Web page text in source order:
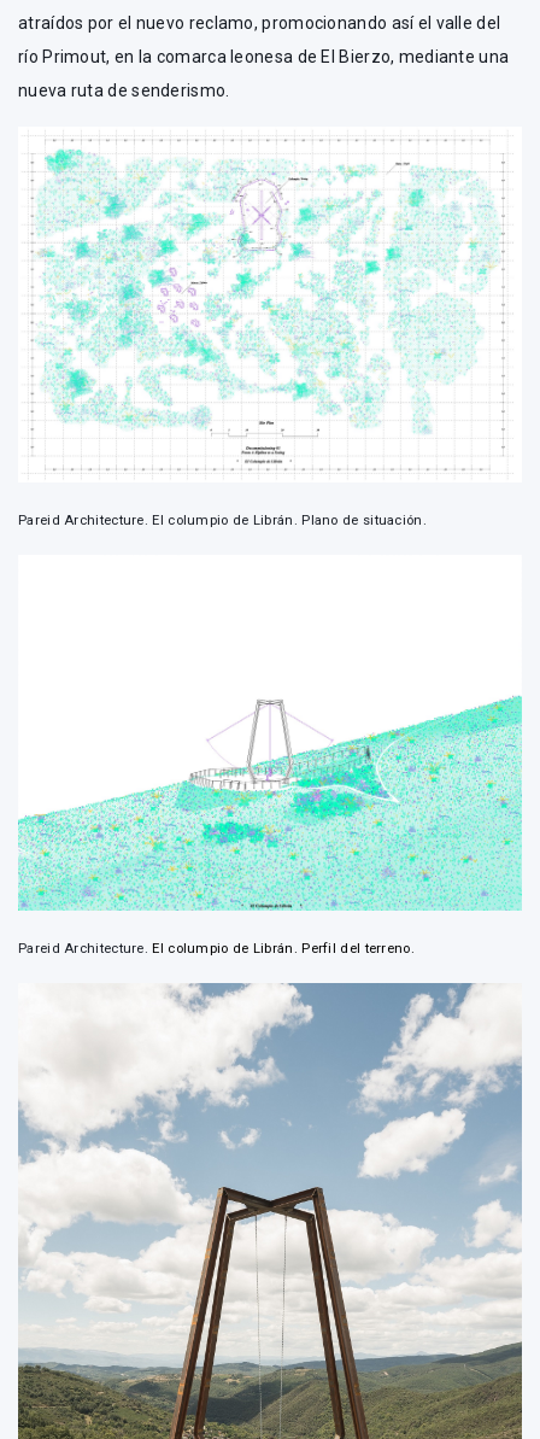
atraídos por el nuevo reclamo, promocionando así el valle del
río Primout, en la comarca leonesa de El Bierzo, mediante una
nueva ruta de senderismo.
Pareid Architecture. El columpio de Librán. Plano de situación.
Pareid Architecture. El columpio de Librán. Perfil del terreno.